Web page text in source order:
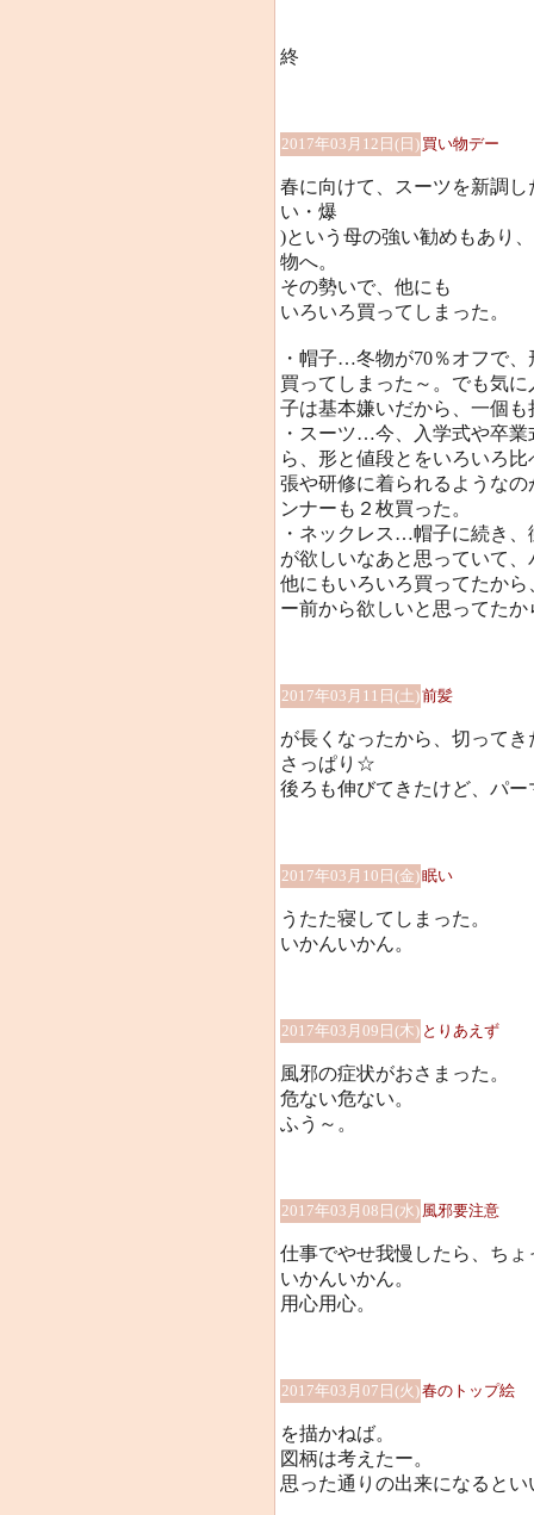
終
2017年03月12日(日) 買い物デー
春に向けて、スーツを新調
い・爆
)という母の強い勧めもあり
物へ。
その勢いで、他にも
いろいろ買ってしまった。
・帽子…冬物が70％オフで
買ってしまった～。でも気
子は基本嫌いだから、一個
・スーツ…今、入学式や卒
ら、形と値段とをいろいろ
張や研修に着られるような
ンナーも２枚買った。
・ネックレス…帽子に続き
が欲しいなあと思っていて
他にもいろいろ買ってたか
ー前から欲しいと思ってたか
2017年03月11日(土)前髪
が長くなったから、切ってき
さっぱり☆
後ろも伸びてきたけど、パ
2017年03月10日(金)眠い
うたた寝してしまった。
いかんいかん。
2017年03月09日(木) とりあえず
風邪の症状がおさまった。
危ない危ない。
ふう～。
2017年03月08日(水) 風邪要注意
仕事でやせ我慢したら、ち
いかんいかん。
用心用心。
2017年03月07日(火)春のトップ絵
を描かねば。
図柄は考えたー。
思った通りの出来になると